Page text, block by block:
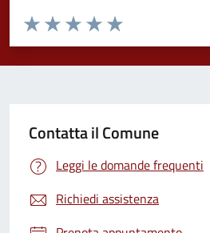
Valuta da 1 a 5 stelle la pagina
Valuta 5 stelle su 5
Valuta 4 stelle su 5
Valuta 3 stelle su 5
Valuta 2 stelle su 5
Valuta 1 stelle su 5
Contatta il Comune
Leggi le domande frequenti
Richiedi assistenza